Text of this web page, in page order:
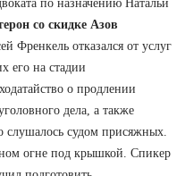
по назначению Натальи
со скидке Азов
Френкель отказался от услуг
его на стадии
о продлении
дела, а также
слушалось судом присяжных.
огне под крышкой. Спикер